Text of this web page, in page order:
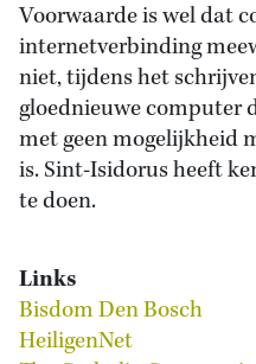
Voorwaarde is wel dat
internetverbinding
niet, tijdens het
gloednieuwe computer
met geen mogelijkheid
is. Sint-Isidorus heeft
te doen.
Links
Bisdom Den Bosch
HeiligenNet